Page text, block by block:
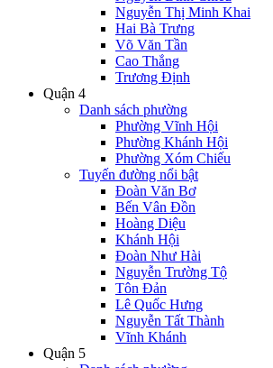
Nguyễn Thị Minh Khai
Hai Bà Trưng
Võ Văn Tần
Cao Thắng
Trương Định
Quận 4
Danh sách phường
Phường Vĩnh Hội
Phường Khánh Hội
Phường Xóm Chiếu
Tuyến đường nổi bật
Đoàn Văn Bơ
Bến Vân Đồn
Hoàng Diệu
Khánh Hội
Đoàn Như Hài
Nguyễn Trường Tộ
Tôn Đản
Lê Quốc Hưng
Nguyễn Tất Thành
Vĩnh Khánh
Quận 5